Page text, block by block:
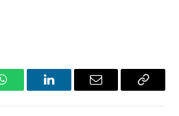
WhatsAppLinkedInEmail
Copiar